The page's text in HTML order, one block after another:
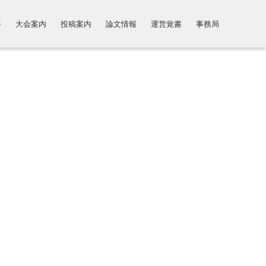
大会案内 投稿案内 論文情報 運営覚書 事務局